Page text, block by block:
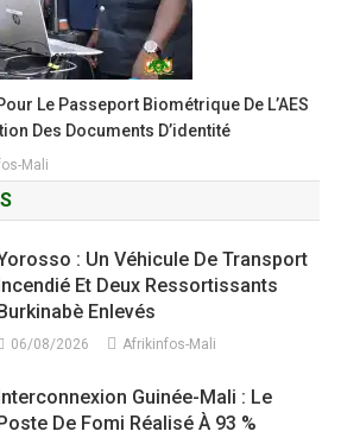
Le Passeport Biométrique De L’AES
Des Documents D’identité
Mali
: Un Véhicule De Transport
Et Deux Ressortissants
Enlevés
06/08/2026 Afrikinfos-Mali
Guinée-Mali : Le
De Fomi Réalisé À 93 %